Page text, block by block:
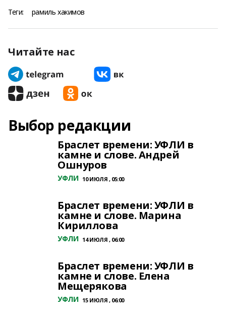
Теги: рамиль хакимов
Читайте нас
Выбор редакции
Браслет времени: УФЛИ в
камне и слове. Андрей
Ошнуров
УФЛИ 10 ИЮЛЯ , 05:00
Браслет времени: УФЛИ в
камне и слове. Марина
Кириллова
УФЛИ 14 ИЮЛЯ , 06:00
Браслет времени: УФЛИ в
камне и слове. Елена
Мещерякова
УФЛИ 15 ИЮЛЯ , 06:00